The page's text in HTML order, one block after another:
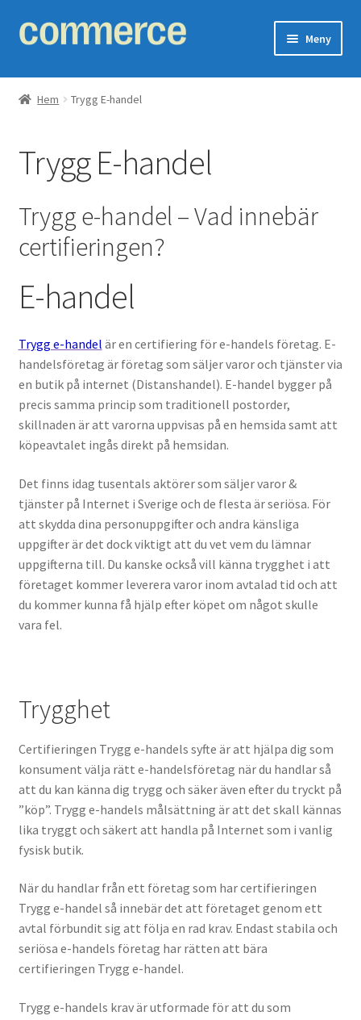
Hoppa
till
Hoppa
till
Meny
Ventilationssystem
Värmeåtervinning
Filter
Isolering
Skorsten
VVS
Fynd
Hem Trygg E-handel
Trygg E-handel
Trygg e-handel – Vad innebär
certifieringen?
E-handel
Trygg e-handel är en certifiering för e-handels företag. E-
handelsföretag är företag som säljer varor och tjänster via
en butik på internet (Distanshandel). E-handel bygger på
precis samma princip som traditionell postorder,
skillnaden är att varorna uppvisas på en hemsida samt att
köpeavtalet ingås direkt på hemsidan.
Det finns idag tusentals aktörer som säljer varor &
tjänster på Internet i Sverige och de flesta är seriösa. För
att skydda dina personuppgifter och andra känsliga
uppgifter är det dock viktigt att du vet vem du lämnar
uppgifterna till. Du kanske också vill känna trygghet i att
företaget kommer leverera varor inom avtalad tid och att
du kommer kunna få hjälp efter köpet om något skulle
vara fel.
Trygghet
Certifieringen Trygg e-handels syfte är att hjälpa dig som
konsument välja rätt e-handelsföretag när du handlar så
att du kan känna dig trygg och säker även efter du tryckt på
”köp”. Trygg e-handels målsättning är att det skall kännas
lika tryggt och säkert att handla på Internet som i vanlig
fysisk butik.
När du handlar från ett företag som har certifieringen
Trygg e-handel så innebär det att företaget genom ett
avtal förbundit sig att följa en rad krav. Endast stabila och
seriösa e-handels företag har rätten att bära
certifieringen Trygg e-handel.
Trygg e-handels krav är utformade för att du som